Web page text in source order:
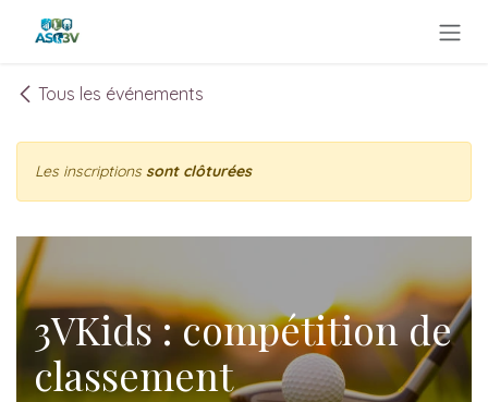
Tous les événements
Les inscriptionssont clôturées
3VKids : compétition de
classement